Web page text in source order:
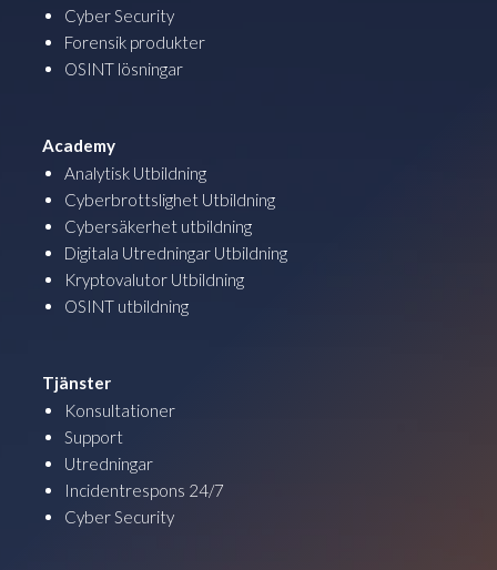
Cyber Security
Forensik produkter
OSINT lösningar
Academy
Analytisk Utbildning
Cyberbrottslighet Utbildning
Cybersäkerhet utbildning
Digitala Utredningar Utbildning
Kryptovalutor Utbildning
OSINT utbildning
Tjänster
Konsultationer
Support
Utredningar
Incidentrespons 24/7
Cyber Security